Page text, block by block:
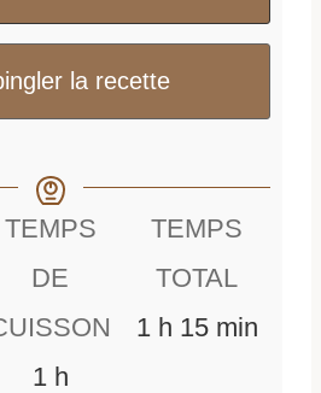
la recette
TEMPS
DE
1 hh
TEMPS
TOTAL
1 hh 15mmin